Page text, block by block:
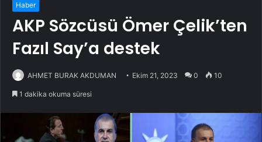
Haber
AKP Sözcüsü Ömer Çelik’ten
Fazıl Say’a destek
AHMET BURAK AKDUMAN Ekim 21, 2023 0 10
1 dakika okuma süresi